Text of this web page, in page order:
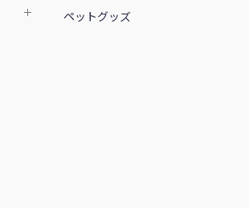
ペットグッズ